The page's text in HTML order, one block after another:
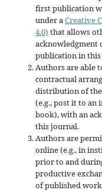
first publication
under aCreative
4.0) that allows
acknowledgment
publication in
Authors are able
contractual
distribution of
(e.g., post it to
book), with an
this journal.
Authors are
online (e.g., in
prior to and
productive
of published